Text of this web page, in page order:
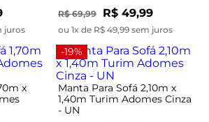
juros
R$ 69,99 R$ 49,99
ou 1x de R$ 49,99 sem juros
x
-19%
Manta Para Sofá 2,10m x
1,40m Turim Adomes Cinza
- UN